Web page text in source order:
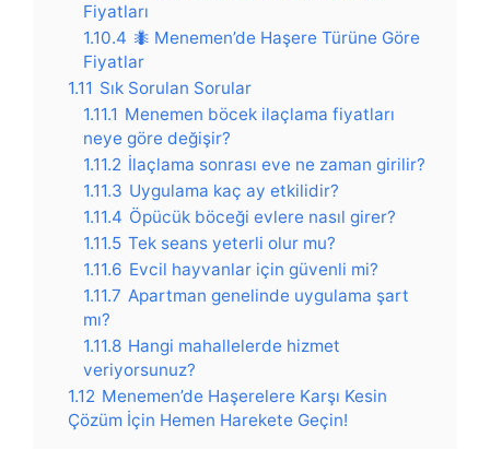
Fiyatları
1.10.4 🐜 Menemen’de Haşere Türüne Göre
Fiyatlar
1.11 Sık Sorulan Sorular
1.11.1 Menemen böcek ilaçlama fiyatları
neye göre değişir?
1.11.2 İlaçlama sonrası eve ne zaman girilir?
1.11.3 Uygulama kaç ay etkilidir?
1.11.4 Öpücük böceği evlere nasıl girer?
1.11.5 Tek seans yeterli olur mu?
1.11.6 Evcil hayvanlar için güvenli mi?
1.11.7 Apartman genelinde uygulama şart
mı?
1.11.8 Hangi mahallelerde hizmet
veriyorsunuz?
1.12 Menemen’de Haşerelere Karşı Kesin
Çözüm İçin Hemen Harekete Geçin!